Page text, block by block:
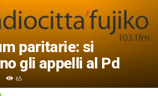
paritarie: si
gli appelli al Pd
65